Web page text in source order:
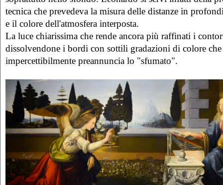
tecnica che prevedeva la misura delle distanze in
e il colore dell'atmosfera interposta.
La luce chiarissima che rende ancora più raffinati i
dissolvendone i bordi con sottili gradazioni di colore
impercettibilmente preannuncia lo "sfumato".